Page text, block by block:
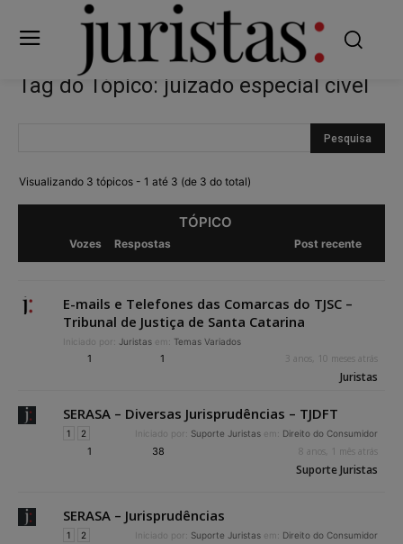
Tag do Tópico: juizado especial cível
Visualizando 3 tópicos - 1 até 3 (de 3 do total)
TÓPICO
Vozes Respostas Post recente
E-mails e Telefones das Comarcas do TJSC –
Tribunal de Justiça de Santa Catarina
Iniciado por: Juristas em: Temas Variados
1 1 3 anos, 10 meses atrás
Juristas
SERASA – Diversas Jurisprudências – TJDFT
1 2 Iniciado por: Suporte Juristas em: Direito do Consumidor
1 38 8 anos, 1 mês atrás
Suporte Juristas
SERASA – Jurisprudências
1 2 Iniciado por: Suporte Juristas em: Direito do Consumidor